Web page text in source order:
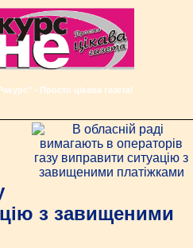
- Просто цікава газета!
з завищеними